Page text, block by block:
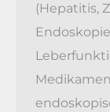
(Hepatitis,